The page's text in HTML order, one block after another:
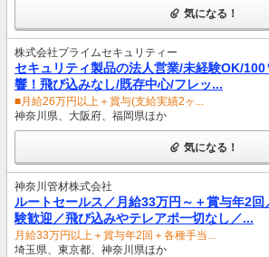
気になる！
株式会社プライムセキュリティー
セキュリティ製品の法人営業/未経験OK/100
響！飛び込みなし/既存中心/フレッ...
■月給26万円以上＋賞与(支給実績2ヶ...
神奈川県、大阪府、福岡県ほか
気になる！
神奈川管材株式会社
ルートセールス／月給33万円～＋賞与年2回
験歓迎／飛び込みやテレアポ一切なし／...
月給33万円以上＋賞与年2回＋各種手当...
埼玉県、東京都、神奈川県ほか